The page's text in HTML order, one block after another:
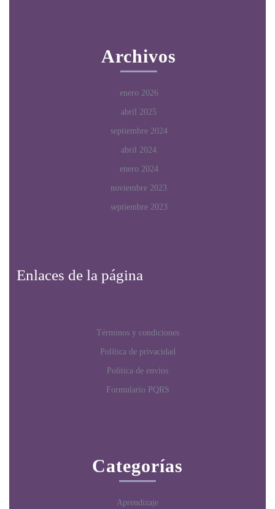
Archivos
enero 2026
abril 2025
septiembre 2024
abril 2024
enero 2024
noviembre 2023
septiembre 2023
Enlaces de la página
Términos y condiciones
Política de privacidad
Política de envíos
Formulario PQRS
Categorías
Aprendizaje